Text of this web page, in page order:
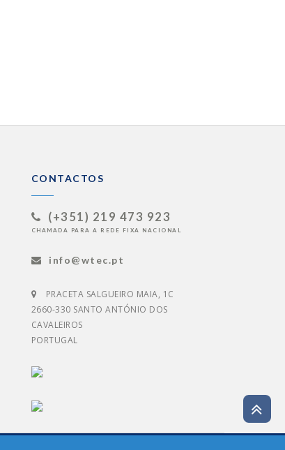
CONTACTOS
(+351) 219 473 923
CHAMADA PARA A REDE FIXA NACIONAL
info@wtec.pt
PRACETA SALGUEIRO MAIA, 1C
2660-330 SANTO ANTÓNIO DOS
CAVALEIROS
PORTUGAL